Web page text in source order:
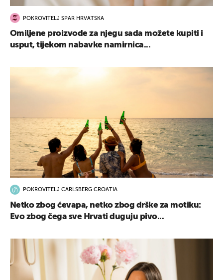
POKROVITELJ SPAR HRVATSKA
Omiljene proizvode za njegu sada možete kupiti i
usput, tijekom nabavke namirnica...
POKROVITELJ CARLSBERG CROATIA
Netko zbog ćevapa, netko zbog drške za motiku:
Evo zbog čega sve Hrvati duguju pivo...